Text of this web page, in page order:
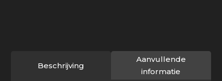
Beschrijving
Aanvullende
informatie